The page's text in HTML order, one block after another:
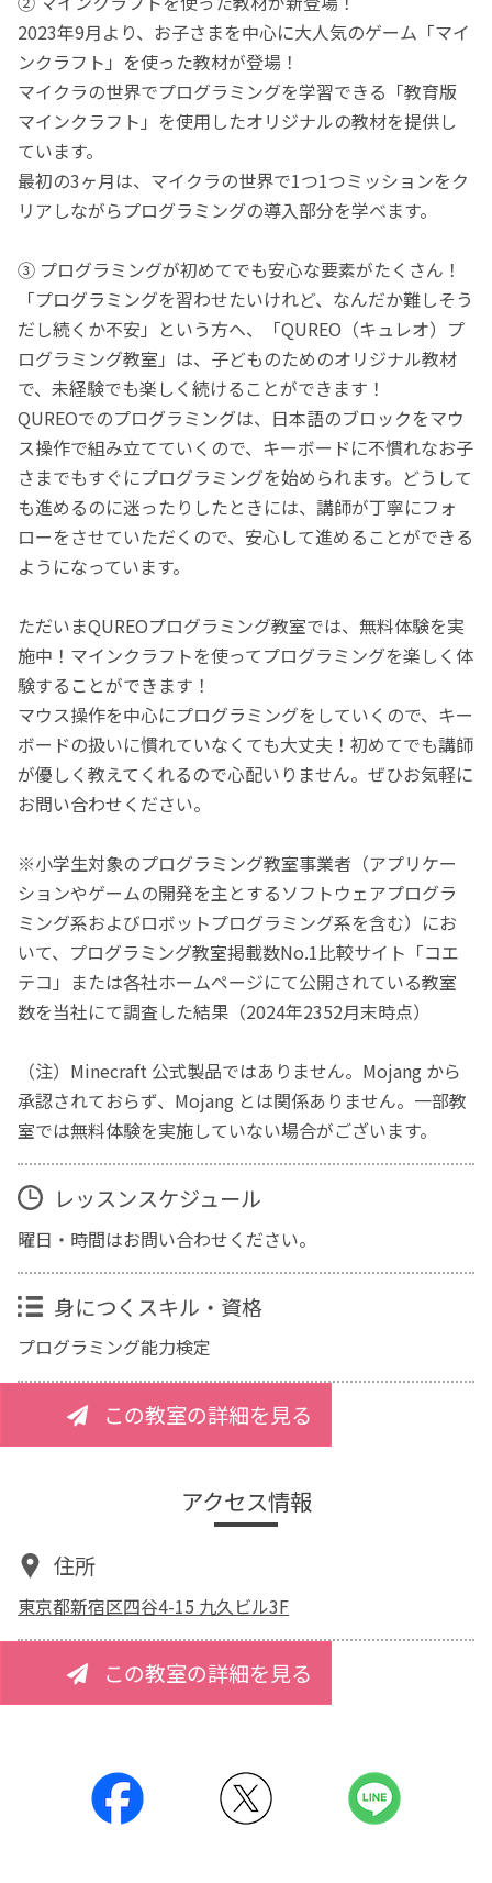
2023年9月より、お子さまを中心に大人気のゲーム「マイ
ンクラフト」を使った教材が登場！
マイクラの世界でプログラミングを学習できる「教育版
マインクラフト」を使用したオリジナルの教材を提供し
ています。
最初の3ヶ月は、マイクラの世界で1つ1つミッションをク
リアしながらプログラミングの導入部分を学べます。
③ プログラミングが初めてでも安心な要素がたくさん！
「プログラミングを習わせたいけれど、なんだか難しそう
だし続くか不安」という方へ、「QUREO（キュレオ）プ
ログラミング教室」は、子どものためのオリジナル教材
で、未経験でも楽しく続けることができます！
QUREOでのプログラミングは、日本語のブロックをマウ
ス操作で組み立てていくので、キーボードに不慣れなお子
さまでもすぐにプログラミングを始められます。どうして
も進めるのに迷ったりしたときには、講師が丁寧にフォ
ローをさせていただくので、安心して進めることができる
ようになっています。
ただいまQUREOプログラミング教室では、無料体験を実
施中！マインクラフトを使ってプログラミングを楽しく体
験することができます！
マウス操作を中心にプログラミングをしていくので、キー
ボードの扱いに慣れていなくても大丈夫！初めてでも講師
が優しく教えてくれるので心配いりません。ぜひお気軽に
お問い合わせください。
※小学生対象のプログラミング教室事業者（アプリケー
ションやゲームの開発を主とするソフトウェアプログラ
ミング系およびロボットプログラミング系を含む）にお
いて、プログラミング教室掲載数No.1比較サイト「コエ
テコ」または各社ホームページにて公開されている教室
数を当社にて調査した結果（2024年2352月末時点）
（注）Minecraft 公式製品ではありません。Mojang から
承認されておらず、Mojang とは関係ありません。一部教
室では無料体験を実施していない場合がございます。
レッスンスケジュール
曜日・時間はお問い合わせください。
身につくスキル・資格
プログラミング能力検定
この教室の詳細を見る
アクセス情報
住所
東京都新宿区四谷4-15 九久ビル3F
この教室の詳細を見る